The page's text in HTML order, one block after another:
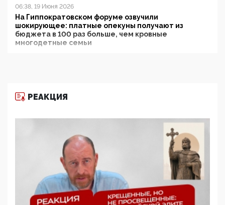
06:38, 19 Июня 2026
На Гиппократовском форуме озвучили
шокирующее: платные опекуны получают из
бюджета в 100 раз больше, чем кровные
многодетные семьи
11:53, 09 Июня 2026
деятельность ИИТО ЮНЕСКО в России, но
цифроглобалисты продолжают определять
повестку в образовании
09:43, 01 Июня 2026
5G за счет здоровья граждан: Минцифры намерено
отобрать у регионов и муниципалитетов право
защищать жилые дома и социальные объекты от
РЕАКЦИЯ